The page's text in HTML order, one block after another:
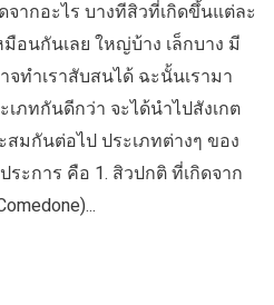
ากอะไร บางทีสิวที่เกิดขึ้นแต่ละ
อนกันเลย ใหญ่บ้าง เล็กบาง มี
ทำเราสับสนได้ ฉะนั้นเรามา
ภทกันดีกว่า จะได้นำไปสังเกต
มกันต่อไป ประเภทต่างๆ ของ
ะการ คือ 1. สิวปกติ ที่เกิดจาก